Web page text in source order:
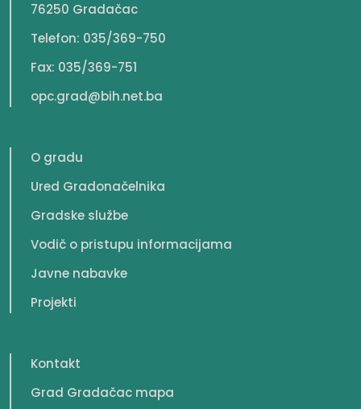
76250 Gradačac
Telefon: 035/369-750
Fax: 035/369-751
opc.grad@bih.net.ba
O gradu
Ured Gradonačelnika
Gradske službe
Vodič o pristupu informacijama
Javne nabavke
Projekti
Kontakt
Grad Gradačac mapa